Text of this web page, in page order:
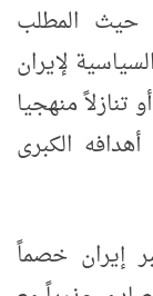
حيث المطلب
لإيران
منهجيا
الكبرى
إيران خصماً